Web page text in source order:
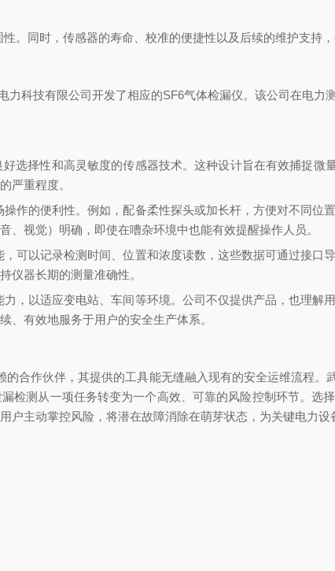
。同时，传感器的寿命、校准的便捷性以及后续的维护支持
科技有限公司开发了相应的SF6气体检漏仪。该公司在电
选择性和高灵敏度的传感器技术。这种设计旨在有效捕捉
严重程度。
操作的便利性。例如，配备柔性探头或加长杆，方便对不同位
视觉）明确，即使在嘈杂环境中也能有效提醒操作人员。
可以记录检测时间、位置和浓度读数，这些数据可通过接
仪器长期的测量准确性。
力，以适应变电站、车间等环境。公司不仅提供产品，也理解
、有效地服务于用户的安全生产体系。
合作伙伴，其提供的工具能无缝融入现有的安全运维流程
检测从一项任务转变为一个高效、可靠的风险控制环节。选
主动掌控风险，将潜在故障消除在萌芽状态，为关键电力设